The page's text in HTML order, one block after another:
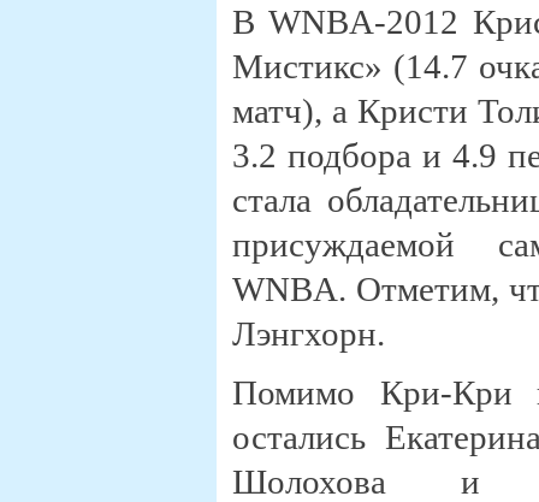
В WNBA-2012
Мистикс» (14.7
матч), а Кристи
3.2 подбора и 4.9
стала
присуждаемой
WNBA. Отметим,
Лэнгхорн.
Помимо Кри-Кри
остались
Шолохова и